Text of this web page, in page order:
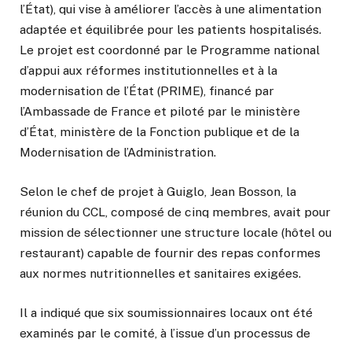
l’État), qui vise à améliorer l’accès à une alimentation
adaptée et équilibrée pour les patients hospitalisés.
Le projet est coordonné par le Programme national
d’appui aux réformes institutionnelles et à la
modernisation de l’État (PRIME), financé par
l’Ambassade de France et piloté par le ministère
d’État, ministère de la Fonction publique et de la
Modernisation de l’Administration.
Selon le chef de projet à Guiglo, Jean Bosson, la
réunion du CCL, composé de cinq membres, avait pour
mission de sélectionner une structure locale (hôtel ou
restaurant) capable de fournir des repas conformes
aux normes nutritionnelles et sanitaires exigées.
Il a indiqué que six soumissionnaires locaux ont été
examinés par le comité, à l’issue d’un processus de